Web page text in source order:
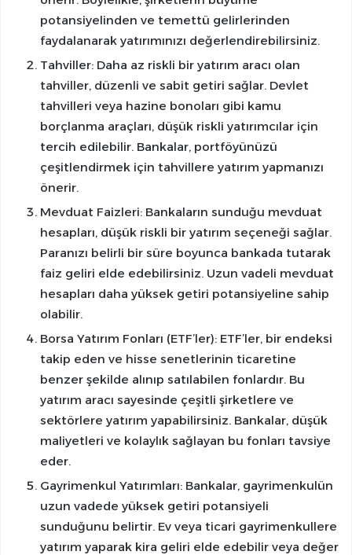
potansiyelinden ve temettü gelirlerinden
faydalanarak yatırımınızı değerlendirebilirsiniz.
Tahviller: Daha az riskli bir yatırım aracı olan
tahviller, düzenli ve sabit getiri sağlar. Devlet
tahvilleri veya hazine bonoları gibi kamu
borçlanma araçları, düşük riskli yatırımcılar için
tercih edilebilir. Bankalar, portföyünüzü
çeşitlendirmek için tahvillere yatırım yapmanızı
önerir.
Mevduat Faizleri: Bankaların sunduğu mevduat
hesapları, düşük riskli bir yatırım seçeneği sağlar.
Paranızı belirli bir süre boyunca bankada tutarak
faiz geliri elde edebilirsiniz. Uzun vadeli mevduat
hesapları daha yüksek getiri potansiyeline sahip
olabilir.
Borsa Yatırım Fonları (ETF’ler): ETF’ler, bir endeksi
takip eden ve hisse senetlerinin ticaretine
benzer şekilde alınıp satılabilen fonlardır. Bu
yatırım aracı sayesinde çeşitli şirketlere ve
sektörlere yatırım yapabilirsiniz. Bankalar, düşük
maliyetleri ve kolaylık sağlayan bu fonları tavsiye
eder.
Gayrimenkul Yatırımları: Bankalar, gayrimenkulün
uzun vadede yüksek getiri potansiyeli
sunduğunu belirtir. Ev veya ticari gayrimenkullere
yatırım yaparak kira geliri elde edebilir veya değer